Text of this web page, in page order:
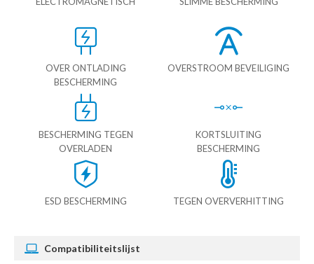
OVER ONTLADING
BESCHERMING
OVERSTROOM BEVEILIGING
BESCHERMING TEGEN
OVERLADEN
KORTSLUITING
BESCHERMING
ESD BESCHERMING TEGEN OVERVERHITTING
Compatibiliteitslijst